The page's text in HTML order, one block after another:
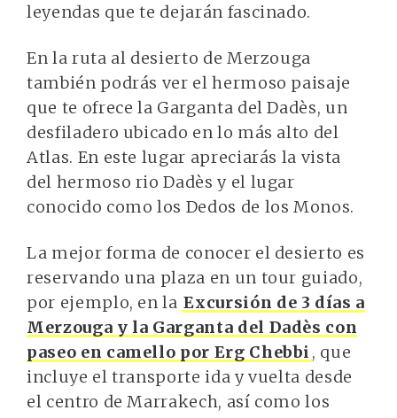
leyendas que te dejarán fascinado.
En la ruta al desierto de Merzouga
también podrás ver el hermoso paisaje
que te ofrece la Garganta del Dadès, un
desfiladero ubicado en lo más alto del
Atlas. En este lugar apreciarás la vista
del hermoso rio Dadès y el lugar
conocido como los Dedos de los Monos.
La mejor forma de conocer el desierto es
reservando una plaza en un tour guiado,
por ejemplo, en la Excursión de 3 días a
Merzouga y la Garganta del Dadès con
paseo en camello por Erg Chebbi , que
incluye el transporte ida y vuelta desde
el centro de Marrakech, así como los